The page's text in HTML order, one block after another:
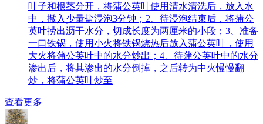
叶子和根茎分开，将蒲公英叶使用清水清洗后，放入水
中，撒入少量盐浸泡3分钟；2、待浸泡结束后，将蒲公
英叶捞出沥干水分，切成长度为两厘米的小段；3、准备
一口铁锅，使用小火将铁锅烧热后放入蒲公英叶，使用
大火将蒲公英叶中的水分炒出；4、待蒲公英叶中的水分
渗出后，将其渗出的水分倒掉，之后转为中火慢慢翻
炒，将蒲公英叶炒至
查看更多